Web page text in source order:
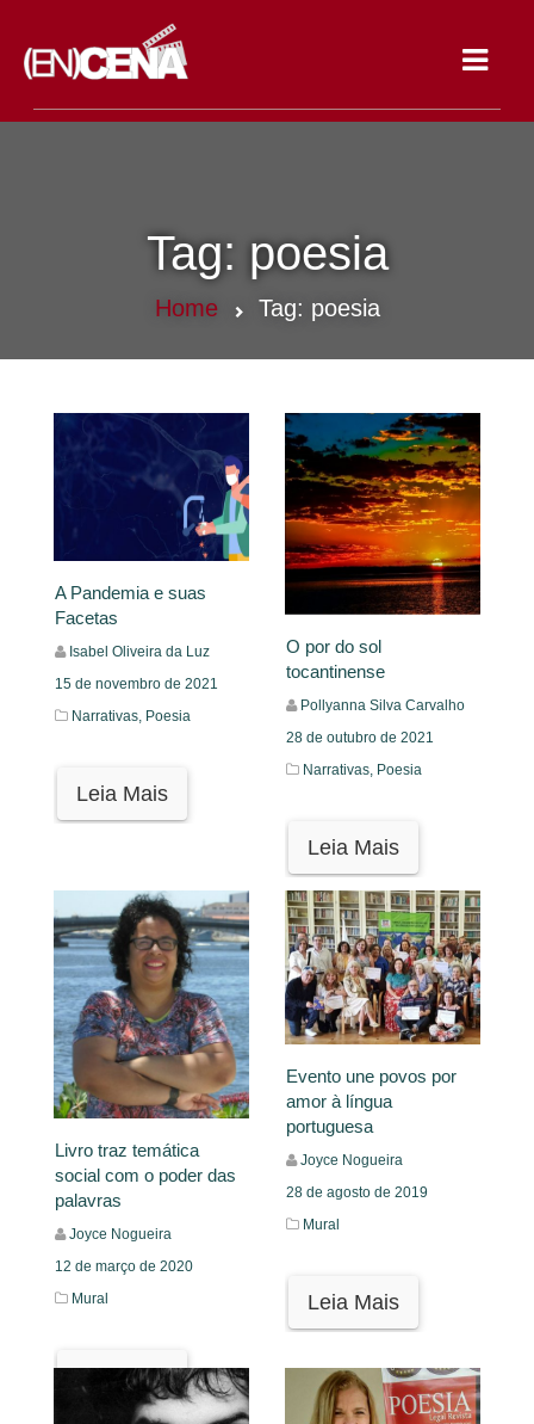
Tag: poesia
Home Tag: poesia
A Pandemia e suas
Facetas
Isabel Oliveira da Luz
15 de novembro de 2021
Narrativas, Poesia
Leia Mais
O por do sol
tocantinense
Pollyanna Silva Carvalho
28 de outubro de 2021
Narrativas, Poesia
Leia Mais
Livro traz temática
social com o poder das
palavras
Joyce Nogueira
12 de março de 2020
Mural
Leia Mais
Evento une povos por
amor à língua
portuguesa
Joyce Nogueira
28 de agosto de 2019
Mural
Leia Mais